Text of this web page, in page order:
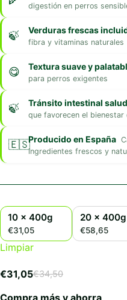
digestión en perros
Verduras frescas
fibra y vitaminas naturales
Textura suave y
para perros exigentes
Tránsito intestinal
que favorecen el bienestar
Producido en España
ingredientes frescos y
10 x 400g
€31,05
20 x 400g
€58,65
Limpiar
€34,50
El
precio
€31,05El
precio
Compra más y ahorra